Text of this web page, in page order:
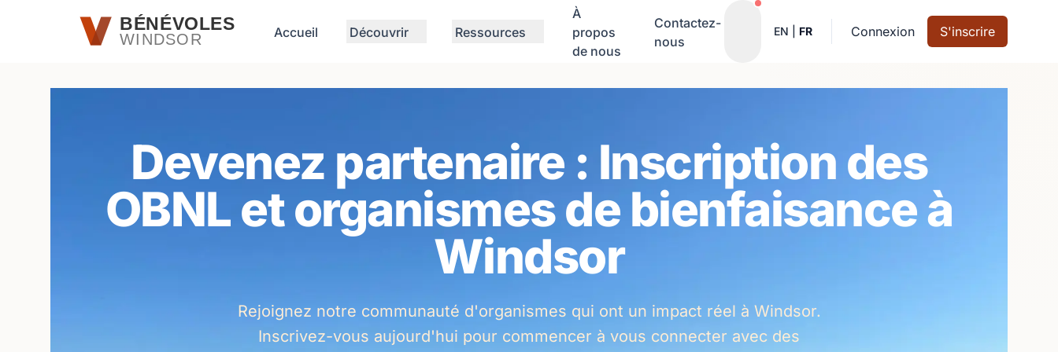
Passer au contenu principalBÉNÉVOLES
WINDSOR Accueil Découvrir Ressources
À
propos
de nous
Contactez-
nous
Notifications actives
EN FR Connexion S'inscrire
Devenez partenaire : Inscription des
OBNL et organismes de bienfaisance à
Windsor
Rejoignez notre communauté d'organismes qui ont un impact réel à Windsor.
Inscrivez-vous aujourd'hui pour commencer à vous connecter avec des